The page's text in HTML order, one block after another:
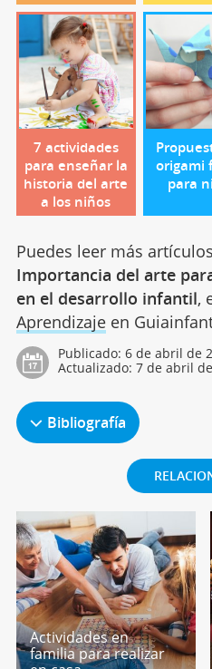
7 actividades
para enseñar la
historia del arte
a los niños
origami
para
Puedes leer más
Importancia del arte
en el desarrollo infantil,
Aprendizajeen
Publicado: 6 de abril de
Actualizado: 7 de abril
Bibliografía
Actividades en
familia para realizar